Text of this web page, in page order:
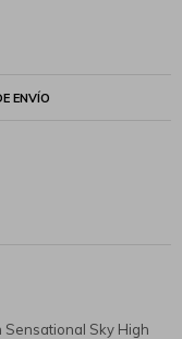
ENVÍO
Sensational Sky High